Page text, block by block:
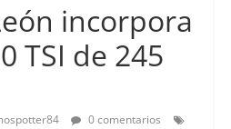
incorpora
TSI de 245
0 comentarios